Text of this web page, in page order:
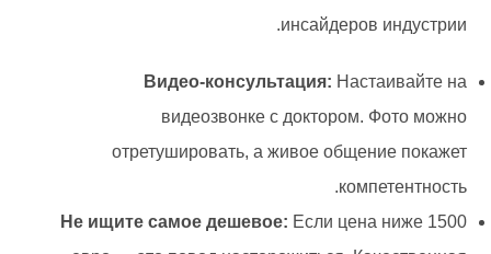
инсайдеров индустрии.
Видео-консультация: Настаивайте на
видеозвонке с доктором. Фото можно
отретушировать, а живое общение покажет
компетентность.
Не ищите самое дешевое: Если цена ниже 1500